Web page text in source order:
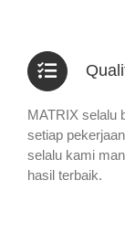
MATRIX selalu
setiap
selalu kami
hasil terbaik.